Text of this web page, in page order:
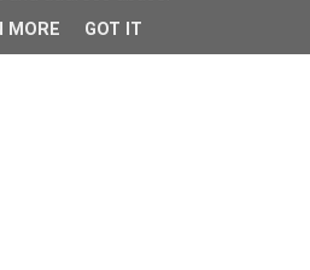
MORE GOT IT